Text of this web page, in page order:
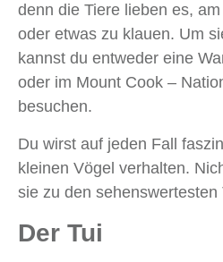
denn die Tiere lieben es,
oder etwas zu klauen. Um
kannst du entweder eine
oder im Mount Cook –
besuchen.
Du wirst auf jeden Fall
kleinen Vögel verhalten.
sie zu den
Der Tui